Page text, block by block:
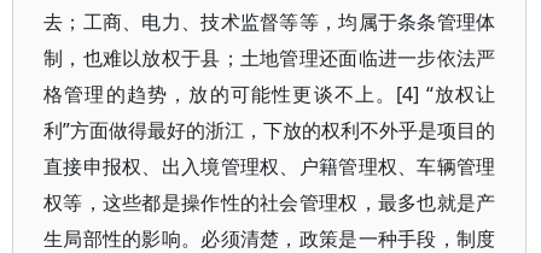
去；工商、电力、技术监督等等，均属于条条管理体
制，也难以放权于县；土地管理还面临进一步依法严
格管理的趋势，放的可能性更谈不上。[4] “放权让
利”方面做得最好的浙江，下放的权利不外乎是项目的
直接申报权、出入境管理权、户籍管理权、车辆管理
权等，这些都是操作性的社会管理权，最多也就是产
生局部性的影响。必须清楚，政策是一种手段，制度